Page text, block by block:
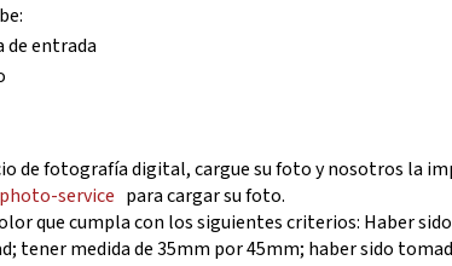
de entrada
de fotografía digital, cargue su foto y nosotros la
service para cargar su foto.
que cumpla con los siguientes criterios: Haber
tener medida de 35mm por 45mm; haber sido